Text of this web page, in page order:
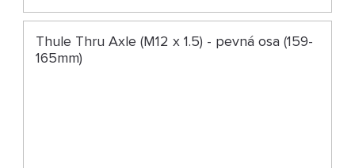
Thule Thru Axle (M12 x 1.5) - pevná osa (159-
165mm)